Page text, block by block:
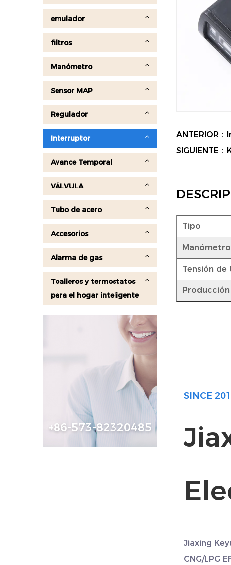
emulador
filtros
Manómetro
Sensor MAP
Regulador
Interruptor
Avance Temporal
VÁLVULA
Tubo de acero
Accesorios
Alarma de gas
Toalleros y termostatos
para el hogar inteligente
+86-573-82320485
ANTERIOR：
SIGUIENTE：
Tipo
Tensión de
Producción
SINCE
Jiaxing
CNG/LPG